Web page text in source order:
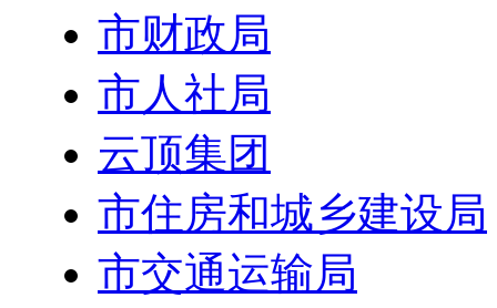
市财政局
市人社局
云顶集团
市住房和城乡建设局
市交通运输局